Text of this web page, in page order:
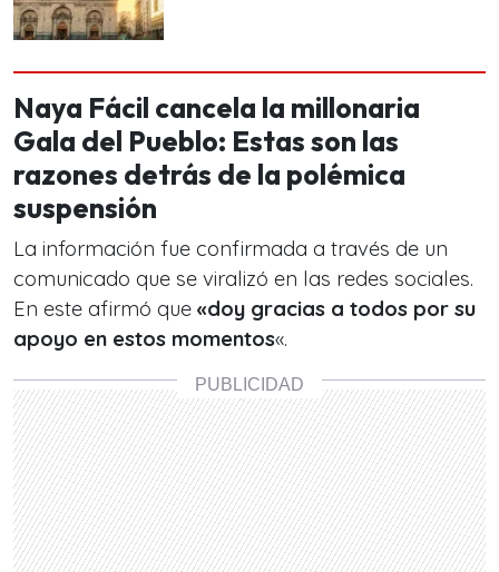
Naya Fácil cancela la millonaria
Gala del Pueblo: Estas son las
razones detrás de la polémica
suspensión
La información fue confirmada a través de un
comunicado que se viralizó en las redes sociales.
En este afirmó que «doy gracias a todos por su
apoyo en estos momentos«.